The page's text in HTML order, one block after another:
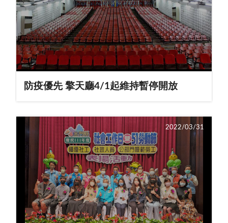
防疫優先 擎天廳4/1起維持暫停開放
2022/03/31